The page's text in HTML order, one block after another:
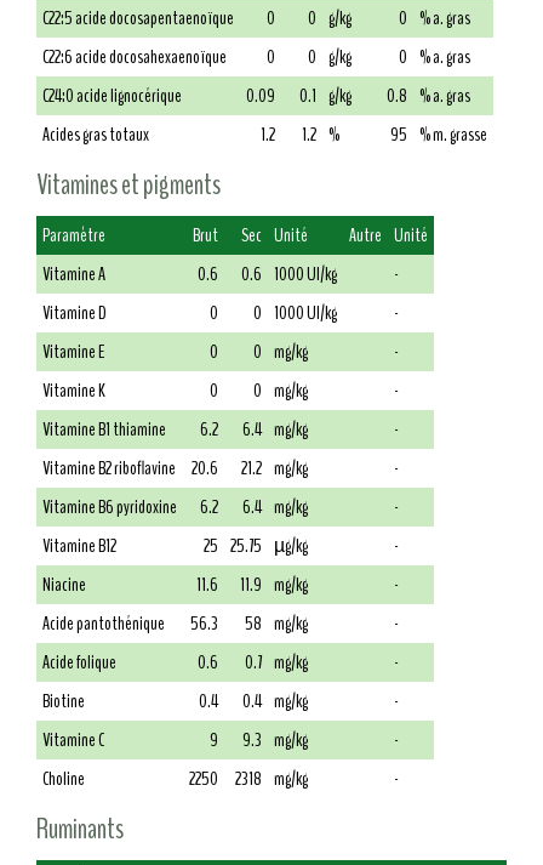
C22:5 acide docosapentaenoïque
0 0 g/kg 0 % a. gras
C22:6 acide docosahexaenoïque
0 0 g/kg 0 % a. gras
C24:0 acide lignocérique
0.09 0.1 g/kg 0.8 % a. gras
Acides gras totaux
1.2 1.2 % 95 % m. grasse
Vitamines et pigments
Paramètre Brut Sec Unité Autre Unité
Vitamine A
0.6 0.6 1000 UI/kg
-
Vitamine D
0 0 1000 UI/kg
-
Vitamine E
0 0 mg/kg
-
Vitamine K
0 0 mg/kg
-
Vitamine B1 thiamine
6.2 6.4 mg/kg
-
Vitamine B2 riboflavine
20.6 21.2 mg/kg
-
Vitamine B6 pyridoxine
6.2 6.4 mg/kg
-
Vitamine B12
25 25.75 µg/kg
-
Niacine
11.6 11.9 mg/kg
-
Acide pantothénique
56.3 58 mg/kg
-
Acide folique
0.6 0.7 mg/kg
-
Biotine
0.4 0.4 mg/kg
-
Vitamine C
9 9.3 mg/kg
-
Choline
2250 2318 mg/kg -
Ruminants